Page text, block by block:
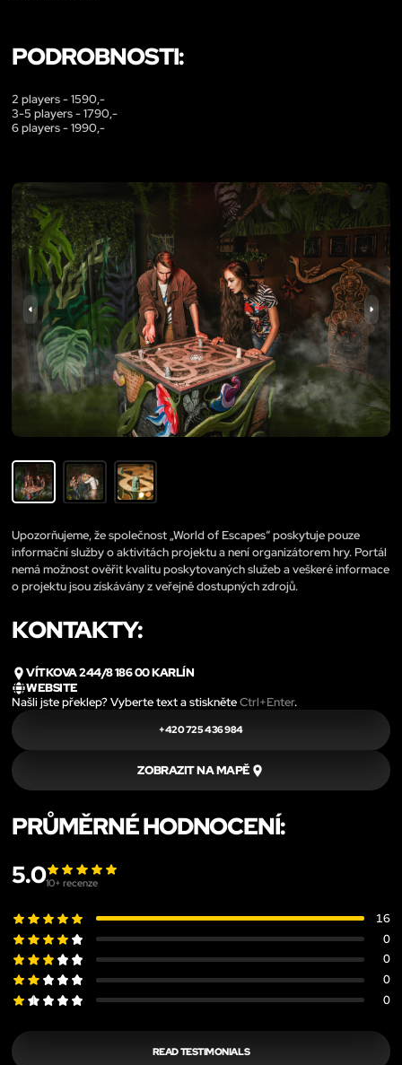
PODROBNOSTI:
2 players - 1590,-
3-5 players - 1790,-
6 players - 1990,-
Upozorňujeme, že společnost „World of Escapes“ poskytuje pouze
informační služby o aktivitách projektu a není organizátorem hry. Portál
nemá možnost ověřit kvalitu poskytovaných služeb a veškeré informace
o projektu jsou získávány z veřejně dostupných zdrojů.
KONTAKTY:
VÍTKOVA 244/8 186 00 KARLÍN
WEBSITE
Našli jste překlep? Vyberte text a stiskněteCtrl+Enter.
+420 725 436 984
ZOBRAZIT NA MAPĚ
PRŮMĚRNÉ HODNOCENÍ:
5.010+ recenze
16
0
0
0
0
READ TESTIMONIALS